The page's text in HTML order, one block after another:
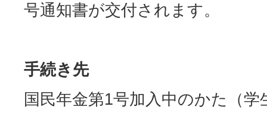
号通知書が交付されます。
手続き先
国民年金第1号加入中のかた（学